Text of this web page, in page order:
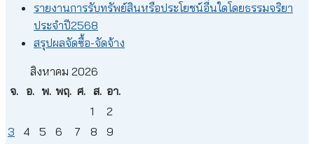
รายงานการรับทรัพย์สินหรือประโยชน์อื่นใดโดยธรรมจริยา
ประจำปี2568
สรุปผลจัดซื้อ-จัดจ้าง
สิงหาคม 2026
จ. อ. พ. พฤ. ศ. ส. อา.
1
2
3
4 5 6 7 8
9